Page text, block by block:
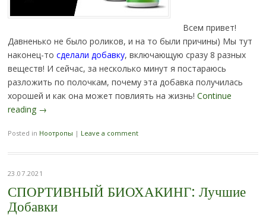
Всем привет!
Давненько не было роликов, и на то были причины) Мы тут
наконец-то сделали добавку, включающую сразу 8 разных
веществ! И сейчас, за несколько минут я постараюсь
разложить по полочкам, почему эта добавка получилась
хорошей и как она может повлиять на жизнь! Continue
reading →
Posted in Ноотропы | Leave a comment
23.07.2021
СПОРТИВНЫЙ БИОХАКИНГ: Лучшие
Добавки